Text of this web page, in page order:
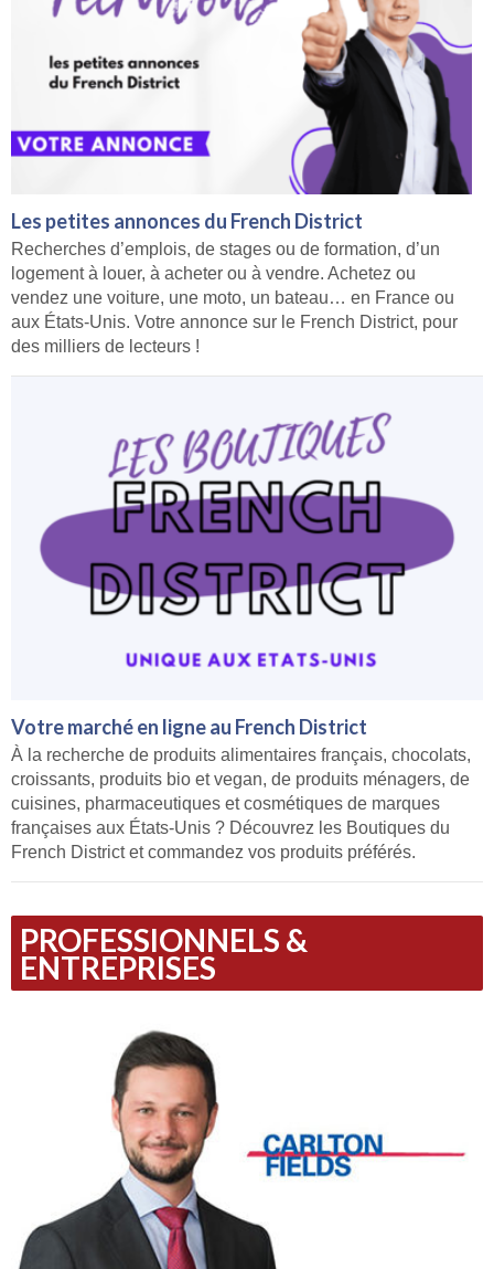
Les petites annonces du French District
Recherches d’emplois, de stages ou de formation, d’un
logement à louer, à acheter ou à vendre. Achetez ou
vendez une voiture, une moto, un bateau… en France ou
aux États-Unis. Votre annonce sur le French District, pour
des milliers de lecteurs !
Votre marché en ligne au French District
À la recherche de produits alimentaires français, chocolats,
croissants, produits bio et vegan, de produits ménagers, de
cuisines, pharmaceutiques et cosmétiques de marques
françaises aux États-Unis ? Découvrez les Boutiques du
French District et commandez vos produits préférés.
PROFESSIONNELS &
ENTREPRISES